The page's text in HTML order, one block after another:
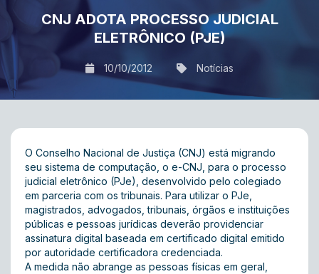
CNJ ADOTA PROCESSO JUDICIAL
ELETRÔNICO (PJE)
10/10/2012 Notícias
O Conselho Nacional de Justiça (CNJ) está migrando
seu sistema de computação, o e-CNJ, para o processo
judicial eletrônico (PJe), desenvolvido pelo colegiado
em parceria com os tribunais. Para utilizar o PJe,
magistrados, advogados, tribunais, órgãos e instituições
públicas e pessoas jurídicas deverão providenciar
assinatura digital baseada em certificado digital emitido
por autoridade certificadora credenciada.
A medida não abrange as pessoas físicas em geral,